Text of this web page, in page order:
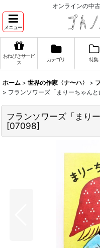
オンラインの中
メニュー
おねびきサービ
ス
カテゴリ 特集
ホーム > 世界の作家〈ナ〜ハ〉 >
> フランソワーズ「まりーちゃん
フランソワーズ「まり
[07098]